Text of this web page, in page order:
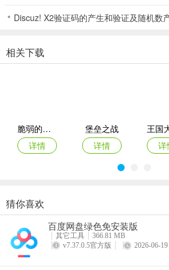
VIP等级越高，每次挂机获得的收益也越高
种职业组成。
将合理搭配阵型可能大幅度提高胜率。
3、注意技能组合：
大部分武将的技能是可以相互配合的，合
果。
Discuz! X2验证码的产生和验证及随机数
相关下载
脆弱的星球折扣版
详情
堡垒之战
详情
详
指尖像素城
详情
黑侠联盟
详情
猜你喜欢
百度网盘绿色免安装版
其它工具
366.81 MB
v7.37.0.5官方版
2026-06-19